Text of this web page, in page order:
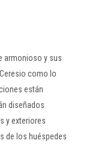
armonioso y sus
como lo
están
diseñados
y exteriores
de los huéspedes